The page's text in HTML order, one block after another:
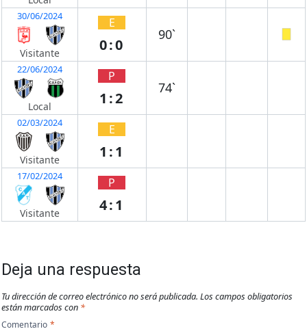
30/06/2024
Visitante
E
0:0
90`
22/06/2024
Local
P
1:2
74`
02/03/2024
Visitante
E
1:1
17/02/2024
Visitante
P
4:1
Deja una respuesta
Tu dirección de correo electrónico no será publicada. Los campos obligatorios
están marcados con *
Comentario *